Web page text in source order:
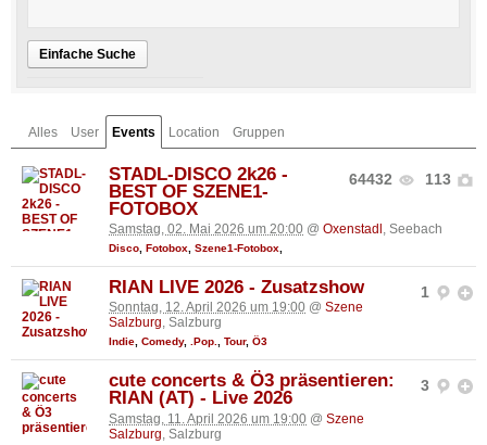
Einfache Suche
Alles User Events Location Gruppen
64432 113
STADL-DISCO 2k26 -
BEST OF SZENE1-
FOTOBOX
Samstag, 02. Mai 2026 um 20:00 @ Oxenstadl, Seebach
Disco Fotobox Szene1-Fotobox
1
RIAN LIVE 2026 - Zusatzshow
Sonntag, 12. April 2026 um 19:00 @ Szene
Salzburg, Salzburg
Indie, Comedy, .Pop., Tour, Ö3
3
cute concerts & Ö3 präsentieren:
RIAN (AT) - Live 2026
Samstag, 11. April 2026 um 19:00 @ Szene
Salzburg , Salzburg